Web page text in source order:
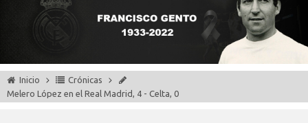
Inicio
Crónicas
Melero López en el Real Madrid, 4 - Celta, 0